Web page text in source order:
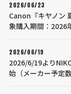
2026/06/23
Canon『キヤノン
象購入期間：2026
2026/06/19
2026/6/19より
始（メーカー予定